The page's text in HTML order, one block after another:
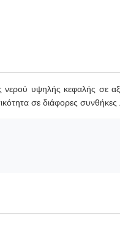
υψηλής κεφαλής σε
σε διάφορες συνθήκες